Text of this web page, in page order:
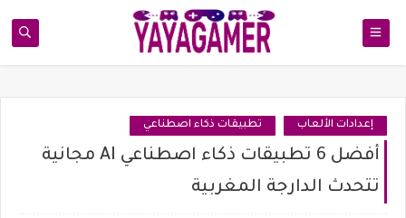
إعدادات الألعاب تطبيقات ذكاء اصطناعي
أفضل 6 تطبيقات ذكاء اصطناعي AI مجانية
تتحدث الدارجة المغربية